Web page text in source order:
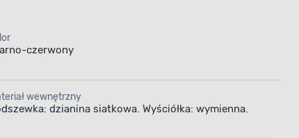
czerwony
wewnętrzny
dzianina siatkowa. Wyściółka: wymienna.